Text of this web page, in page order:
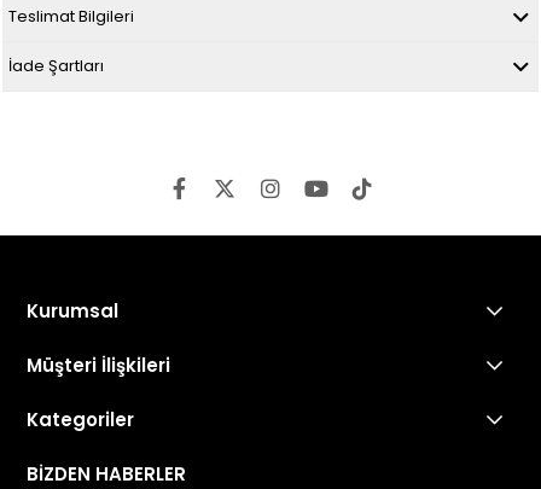
Teslimat Bilgileri
İade Şartları
Kurumsal
Müşteri İlişkileri
Kategoriler
BİZDEN HABERLER